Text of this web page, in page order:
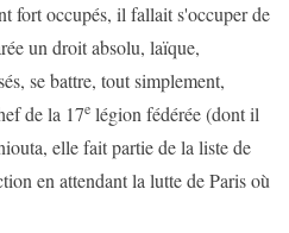
fort occupés, il fallait s'occuper de
un droit absolu, laïque,
se battre, tout simplement,
de la 17e légion fédérée (dont il
elle fait partie de la liste de
en attendant la lutte de Paris où